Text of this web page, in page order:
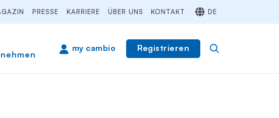
PRESSE KARRIERE ÜBER UNS KONTAKT DE
my cambio Registrieren